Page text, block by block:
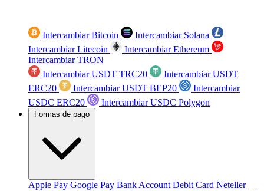
Intercambiar Bitcoin
Intercambiar Solana
Intercambiar Litecoin
Intercambiar Ethereum
Intercambiar TRON
Intercambiar USDT TRC20
Intercambiar USDT
ERC20
Intercambiar USDT BEP20
Intercambiar
USDC ERC20
Intercambiar USDC Polygon
Formas de pago
Apple Pay Google Pay Bank Account Debit Card Neteller